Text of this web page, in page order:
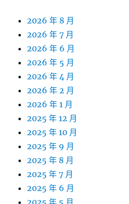
2026 年 8 月
2026 年 7 月
2026 年 6 月
2026 年 5 月
2026 年 4 月
2026 年 2 月
2026 年 1 月
2025 年 12 月
2025 年 10 月
2025 年 9 月
2025 年 8 月
2025 年 7 月
2025 年 6 月